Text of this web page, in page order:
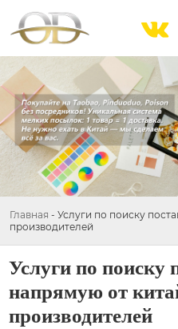

Главная - Услуги по поиску
производителей
Услуги по поиску
напрямую от
производителей